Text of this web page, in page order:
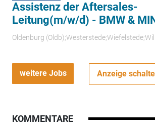
Assistenz der Aftersales-
Leitung(m/w/d) - BMW &
Oldenburg
weitere Jobs Anzeige
KOMMENTARE